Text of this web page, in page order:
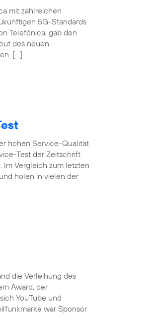
mit zahlreichen
5G-Standards
Telefónica, gab den
des neuen
[…]
hohen Service-Qualität
Test der Zeitschrift
Vergleich zum letzten
holen in vielen der
die Verleihung des
Award, der
YouTube und
war Sponsor